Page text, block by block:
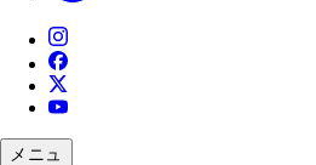
メニュ